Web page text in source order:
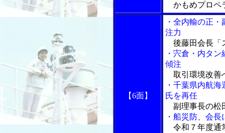
かもめプロペ
【6面】
・全内輸の正
注力
後藤田会長「
・宍倉・内タ
傾注
取引環境改善
・千葉県内航
氏を再任
副理事長の松
・船災防、会
令和７年度通